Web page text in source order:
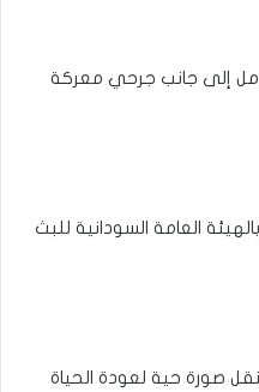
إلى جانب جرحي معركة
العامة السودانية للبث
صورة حية لعودة الحياة